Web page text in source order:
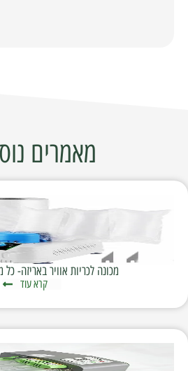
מאמרים
מכונה לכריות אוויר באריזה-
קרא עוד